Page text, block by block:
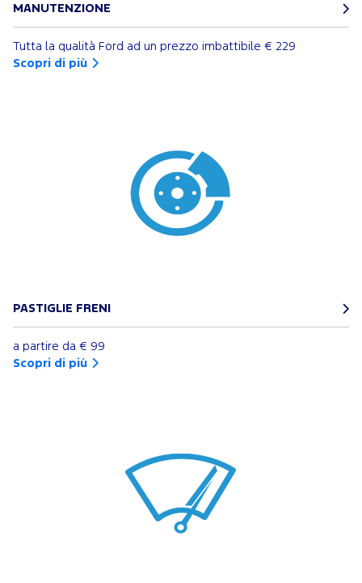
MANUTENZIONE
Tutta la qualità Ford ad un prezzo imbattibile € 229
Scopri di più
PASTIGLIE FRENI
a partire da € 99
Scopri di più